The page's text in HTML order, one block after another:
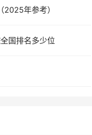
2025年参考）
国排名多少位